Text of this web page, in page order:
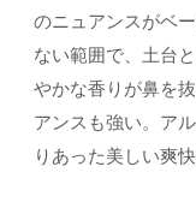
のニュアンスがベ
ない範囲で、土台
やかな香りが鼻を
アンスも強い。ア
りあった美しい爽快